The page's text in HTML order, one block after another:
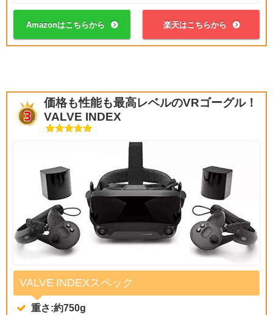
Amazonはこちらから 楽天はこちらから
価格も性能も最高レベルのVRゴーグル！
VALVE INDEX
VALVE INDEXスペック
重さ:約750g